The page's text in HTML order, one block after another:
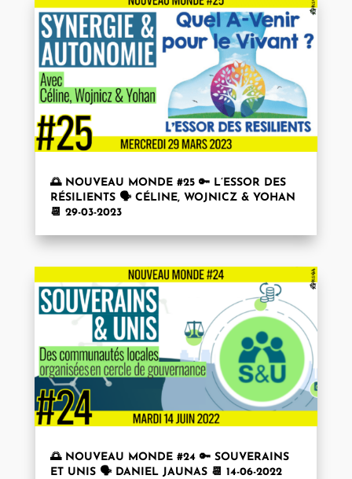
🌅 NOUVEAU MONDE #25 🔑 L’ESSOR DES
RÉSILIENTS 🗣 CÉLINE, WOJNICZ & YOHAN
📆 29-03-2023
🌅 NOUVEAU MONDE #24 🔑 SOUVERAINS
ET UNIS 🗣 DANIEL JAUNAS 📆 14-06-2022